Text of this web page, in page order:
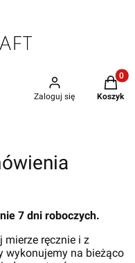
Zaloguj się Koszyk
7 dni roboczych.
mierze ręcznie i z
wykonujemy na bieżąco